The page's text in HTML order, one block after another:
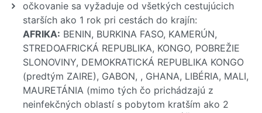
očkovanie sa vyžaduje od všetkých cestujúcich
starších ako 1 rok pri cestách do krajín:
AFRIKA: BENIN, BURKINA FASO, KAMERÚN,
STREDOAFRICKÁ REPUBLIKA, KONGO, POBREŽIE
SLONOVINY, DEMOKRATICKÁ REPUBLIKA KONGO
(predtým ZAIRE), GABON, , GHANA, LIBÉRIA, MALI,
MAURETÁNIA (mimo tých čo prichádzajú z
neinfekčných oblastí s pobytom kratším ako 2